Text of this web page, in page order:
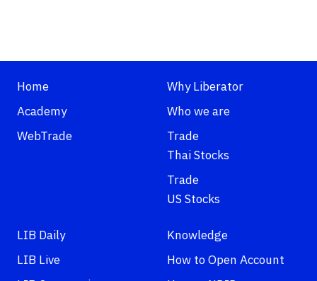
Home
Academy
WebTrade
Why Liberator
Who we are
Trade
Thai Stocks
Trade
US Stocks
LIB Daily
LIB Live
Knowledge
How to Open Account